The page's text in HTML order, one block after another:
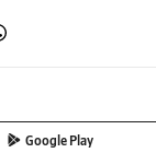
Google Play